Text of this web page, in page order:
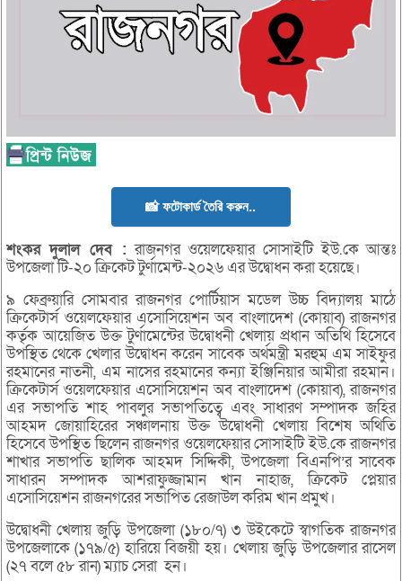
📸 ফটোকার্ড তৈরি করুন..
শংকরদুলালদেব : রাজনগর ওয়েলফেয়ার সোসাইটি ইউ.কে আন্তঃ
উপজেলা টি-২০ ক্রিকেট টুর্ণামেন্ট-২০২৬ এর উদ্বোধন করা হয়েছে।
৯ ফেব্রুয়ারি সোমবার রাজনগর পোর্টিয়াস মডেল উচ্চ বিদ্যালয় মাঠে
ক্রিকেটার্স ওয়েলফেয়ার এসোসিয়েশন অব বাংলাদেশ (কোয়াব) রাজনগর
কর্তৃক আয়েজিত উক্ত টুর্ণামেন্টের উদ্বোধনী খেলায় প্রধান অতিথি হিসেবে
উপস্থিত থেকে খেলার উদ্বোধন করেন সাবেক অর্থমন্ত্রী মরহুম এম সাইফুর
রহমানের নাতনী, এম নাসের রহমানের কন্যা ইঞ্জিনিয়ার আমীরা রহমান।
ক্রিকেটার্স ওয়েলফেয়ার এসোসিয়েশন অব বাংলাদেশ (কোয়াব), রাজনগর
এর সভাপতি শাহ পাবলুর সভাপতিত্বে এবং সাধারণ সম্পাদক জহির
আহমদ জোয়াহিরের সঞ্চালনায় উক্ত উদ্বোধনী খেলায় বিশেষ অথিতি
হিসেবে উপস্থিত ছিলেন রাজনগর ওয়েলফেয়ার সোসাইটি ইউ.কে রাজনগর
শাখার সভাপতি ছালিক আহমদ সিদ্দিকী, উপজেলা বিএনপি’র সাবেক
সাধারন সম্পাদক আশরাফুজ্জামান খান নাহাজ, ক্রিকেট প্লেয়ার
এসোসিয়েশন রাজনগরের সভাপিত রেজাউল করিম খান প্রমুখ।
উদ্বোধনী খেলায় জুড়ি উপজেলা (১৮০/৭) ৩ উইকেটে স্বাগতিক রাজনগর
উপজেলাকে (১৭৯/৫) হারিয়ে বিজয়ী হয়। খেলায় জুড়ি উপজেলার রাসেল
(২৭ বলে ৫৮ রান) ম্যাচ সেরা হন।